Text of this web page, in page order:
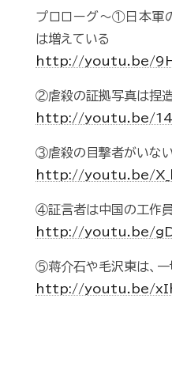
プロローグ～①日本軍
は増えている
http://youtu.be/
②虐殺の証拠写真は捏
http://youtu.be/
③虐殺の目撃者がいな
http://youtu.be/
④証言者は中国の工作
http://youtu.be/
⑤蒋介石や毛沢東は、一
http://youtu.be/